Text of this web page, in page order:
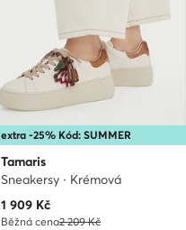
extra -25% Kód: SUMMER
Tamaris
Sneakersy · Krémová
Aktuální cena
1 909 Kč
Běžná cena2 209 Kč